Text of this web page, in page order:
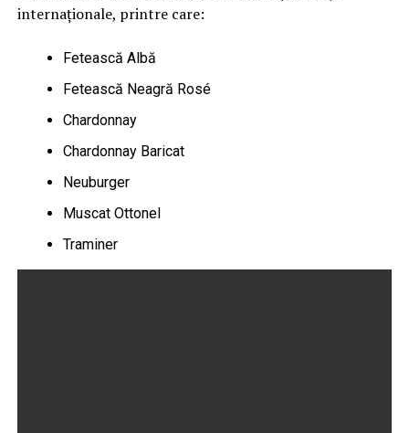
internaționale, printre care:
Fetească Albă
Fetească Neagră Rosé
Chardonnay
Chardonnay Baricat
Neuburger
Muscat Ottonel
Traminer